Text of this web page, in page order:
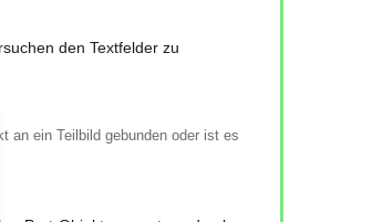
den Textfelder zu
an ein Teilbild gebunden oder ist es